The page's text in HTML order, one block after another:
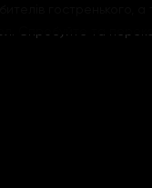
Спробуйте та